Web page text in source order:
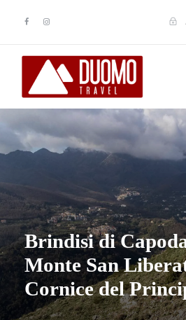
Brindisi di
Monte San
Cornice del